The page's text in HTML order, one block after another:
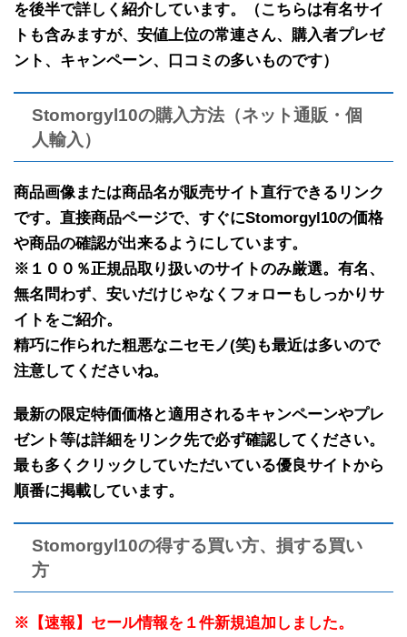
を後半で詳しく紹介しています。（こちらは有名サイ
トも含みますが、安値上位の常連さん、購入者プレゼ
ント、キャンペーン、口コミの多いものです）
Stomorgyl10の購入方法（ネット通販・個
人輸入）
商品画像または商品名が販売サイト直行できるリンク
です。 直接商品ページで、すぐにStomorgyl10の価格
や商品の確認が出来るようにしています。
※１００％正規品取り扱いのサイトのみ厳選。有名、
無名問わず、安いだけじゃなくフォローもしっかりサ
イトをご紹介。
精巧に作られた粗悪なニセモノ(笑)も最近は多いので
注意してくださいね。
最新の限定特価価格と適用されるキャンペーンやプレ
ゼント等は詳細をリンク先で必ず確認してください。
最も多くクリックしていただいている優良サイトから
順番に掲載しています。
Stomorgyl10の得する買い方、損する買い
方
※【速報】セール情報を１件新規追加しました。